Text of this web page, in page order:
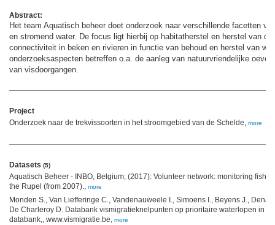
Abstract:
Het team Aquatisch beheer doet onderzoek naar verschillende facetten
en stromend water. De focus ligt hierbij op habitatherstel en herstel van
connectiviteit in beken en rivieren in functie van behoud en herstel van
onderzoeksaspecten betreffen o.a. de aanleg van natuurvriendelijke
van visdoorgangen.
Project
Onderzoek naar de trekvissoorten in het stroomgebied van de Schelde, more
Datasets (5)
Aquatisch Beheer - INBO, Belgium; (2017): Volunteer network: monitoring fish
the Rupel (from 2007)., more
Monden S., Van Liefferinge C., Vandenauweele I., Simoens I., Beyens J.,
De Charleroy D. Databank vismigratieknelpunten op prioritaire waterlopen in
databank,, www.vismigratie.be, more